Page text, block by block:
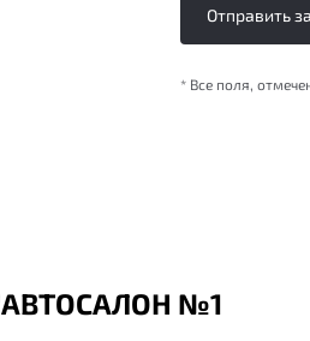
Отправить
* Все поля,
АВТОСАЛОН №1